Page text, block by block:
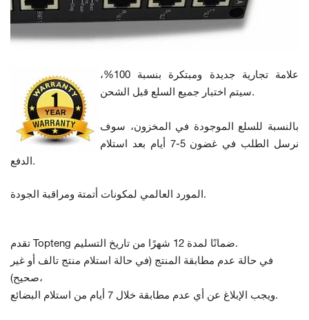
علامة تجارية جديدة ومبتكرة بنسبة 100%،
سيتم اختبار جميع السلع قبل الشحن.
بالنسبة للسلع الموجودة في المخزون، سوف
نرسل الطلب في غضون 5-7 أيام بعد استلام
الدفع.
المورد العالمي لمكونات أتمتة ومراقبة الجودة.
تقدم Topteng ضمانًا لمدة 12 شهرًا من تاريخ التسليم.
في حالة عدم مطابقة المنتج (في حالة استلام منتج تالف أو غير
صحيح)،
ويجب الإبلاغ عن أي عدم مطابقة خلال 7 أيام من استلام البضائع.